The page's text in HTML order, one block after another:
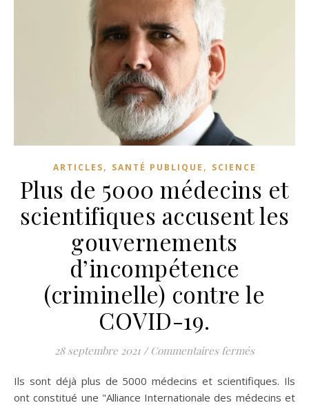
ARTICLES, SANTÉ PUBLIQUE , SCIENCE
Plus de 5000 médecins et
scientifiques accusent les
gouvernements
d’incompétence
(criminelle) contre le
COVID-19.
28 septembre 2021 / Commentaires ferméssur Plus
Ils sont déjà plus de 5000 médecins et scientifiques. Ils
ont constitué une "Alliance Internationale des médecins et